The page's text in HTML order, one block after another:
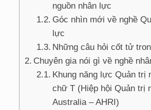
nguồn nhân lực
Góc nhìn mới về nghề
lực
Những câu hỏi cốt tử
Chuyên gia nói gì về nghề
Khung năng lực Quản trị
chữ T (Hiệp hội Quản trị
Australia – AHRI)